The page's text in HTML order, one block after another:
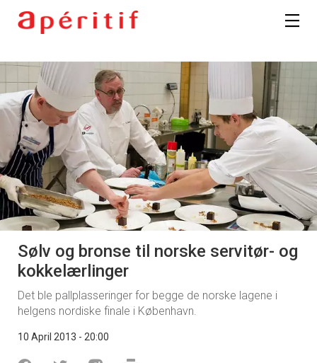
Sølv og bronse til norske servitør- og
kokkelærlinger
Det ble pallplasseringer for begge de norske lagene i
helgens nordiske finale i København.
10 April 2013 - 20:00